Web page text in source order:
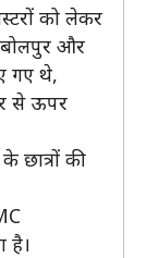
को लेकर
और
गए थे,
से ऊपर
छात्रों की
है।